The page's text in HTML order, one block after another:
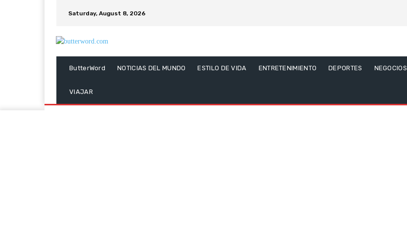
Saturday, August 8, 2026
ButterWord NOTICIAS DEL MUNDO ESTILO DE VIDA ENTRETENIMIENTO DEPORTES NEGOCIOS
VIAJAR